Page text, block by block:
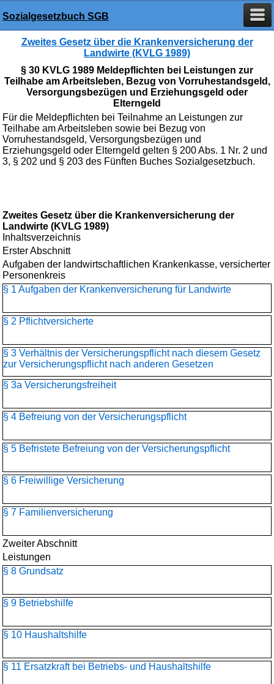
Sozialgesetzbuch SGB
Zweites Gesetz über die Krankenversicherung der
Landwirte (KVLG 1989)
§ 30 KVLG 1989 Meldepflichten bei Leistungen zur
Teilhabe am Arbeitsleben, Bezug von Vorruhestandsgeld,
Versorgungsbezügen und Erziehungsgeld oder
Elterngeld
Für die Meldepflichten bei Teilnahme an Leistungen zur
Teilhabe am Arbeitsleben sowie bei Bezug von
Vorruhestandsgeld, Versorgungsbezügen und
Erziehungsgeld oder Elterngeld gelten § 200 Abs. 1 Nr. 2 und
3, § 202 und § 203 des Fünften Buches Sozialgesetzbuch.
Zweites Gesetz über die Krankenversicherung der
Landwirte (KVLG 1989)
Inhaltsverzeichnis
Erster Abschnitt
Aufgaben der landwirtschaftlichen Krankenkasse, versicherter
Personenkreis
§ 1 Aufgaben der Krankenversicherung für Landwirte
§ 2 Pflichtversicherte
§ 3 Verhältnis der Versicherungspflicht nach diesem Gesetz
zur Versicherungspflicht nach anderen Gesetzen
§ 3a Versicherungsfreiheit
§ 4 Befreiung von der Versicherungspflicht
§ 5 Befristete Befreiung von der Versicherungspflicht
§ 6 Freiwillige Versicherung
§ 7 Familienversicherung
Zweiter Abschnitt
Leistungen
§ 8 Grundsatz
§ 9 Betriebshilfe
§ 10 Haushaltshilfe
§ 11 Ersatzkraft bei Betriebs- und Haushaltshilfe